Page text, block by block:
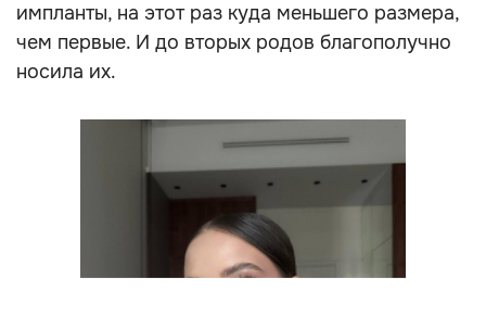
импланты, на этот раз куда меньшего размера,
чем первые. И до вторых родов благополучно
носила их.